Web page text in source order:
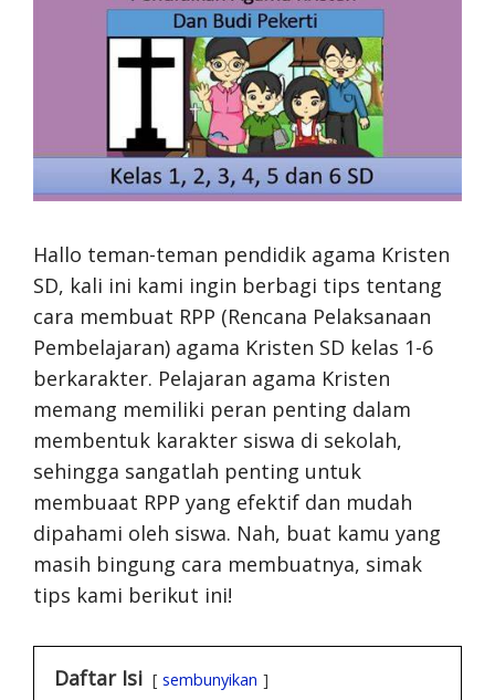
Hallo teman-teman pendidik agama Kristen
SD, kali ini kami ingin berbagi tips tentang
cara membuat RPP (Rencana Pelaksanaan
Pembelajaran) agama Kristen SD kelas 1-6
berkarakter. Pelajaran agama Kristen
memang memiliki peran penting dalam
membentuk karakter siswa di sekolah,
sehingga sangatlah penting untuk
membuaat RPP yang efektif dan mudah
dipahami oleh siswa. Nah, buat kamu yang
masih bingung cara membuatnya, simak
tips kami berikut ini!
Daftar Isi sembunyikan